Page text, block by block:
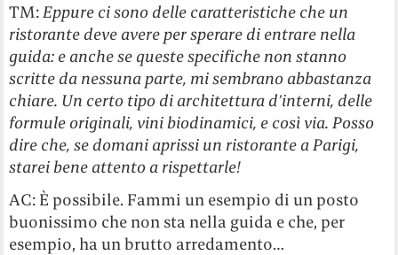
TM:Eppure ci sono delle caratteristiche che un
ristorante deve avere per sperare di entrare nella
guida: e anche se queste specifiche non stanno
scritte da nessuna parte, mi sembrano abbastanza
chiare. Un certo tipo di architettura d’interni, delle
formule originali, vini biodinamici, e così via. Posso
dire che, se domani aprissi un ristorante a Parigi,
starei bene attento a rispettarle!
AC: È possibile. Fammi un esempio di un posto
buonissimo che non sta nella guida e che, per
esempio, ha un brutto arredamento…